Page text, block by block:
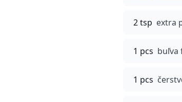
2 tsp extra
1 pcs buľva
1 pcs